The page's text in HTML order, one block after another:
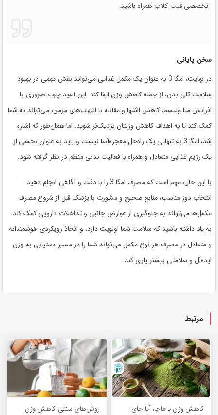
تخصصی فیت کلاب همراه باشید.
سخن پایانی
در نهایت، امگا 3 به عنوان یک مکمل غذایی می‌تواند نقش مهمی در بهبود
سلامت کلی بدن، از جمله کاهش وزن ایفا کند. این اسید چرب ضروری با
افزایش متابولیسم، کاهش اشتها و مقابله با التهاب‌های مزمن، می‌تواند به شما
کمک کند تا به اهداف کاهش وزنتان نزدیک‌تر شوید. اما همان‌طور که اشاره
شد، امگا 3 به تنهایی یک راه‌حل معجزه‌آسا نیست و باید به عنوان بخشی از
یک رژیم غذایی متعادل و همراه با فعالیت بدنی منظم در نظر گرفته شود.
با این حال، مهم است که مصرف امگا 3 را با دقت و آگاهی انجام دهید.
انتخاب دوز مناسب، منابع صحیح و مشورت با پزشک قبل از شروع مصرف
مکمل‌ها می‌تواند به جلوگیری از عوارض جانبی و تداخلات دارویی کمک کند.
به یاد داشته باشید که سلامت شما اولویت دارد، و اتخاذ رویکردی هوشمندانه
و متعادل در مصرف هر نوع مکمل می‌تواند شما را در مسیر دستیابی به وزن
ایده‌آل و سلامتی بیشتر یاری کند.
مرتبط
کاهش وزن با ماچا؛ آیا چای
روش‌های سنتی کاهش وزن